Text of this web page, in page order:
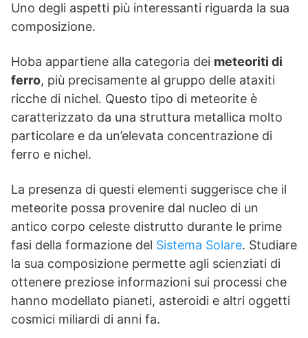
Uno degli aspetti più interessanti riguarda la sua
composizione.
Hoba appartiene alla categoria dei meteoriti di
ferro, più precisamente al gruppo delle ataxiti
ricche di nichel. Questo tipo di meteorite è
caratterizzato da una struttura metallica molto
particolare e da un’elevata concentrazione di
ferro e nichel.
La presenza di questi elementi suggerisce che il
meteorite possa provenire dal nucleo di un
antico corpo celeste distrutto durante le prime
fasi della formazione del Sistema Solare. Studiare
la sua composizione permette agli scienziati di
ottenere preziose informazioni sui processi che
hanno modellato pianeti, asteroidi e altri oggetti
cosmici miliardi di anni fa.